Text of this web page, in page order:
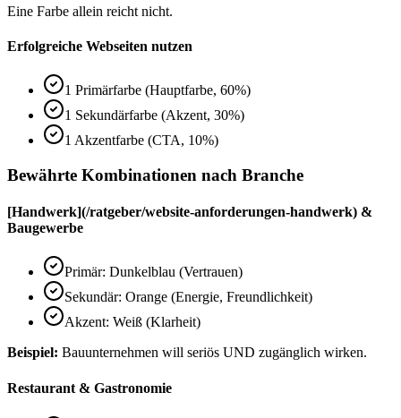
Eine Farbe allein reicht nicht.
Erfolgreiche Webseiten nutzen
1 Primärfarbe (Hauptfarbe, 60%)
1 Sekundärfarbe (Akzent, 30%)
1 Akzentfarbe (CTA, 10%)
Bewährte Kombinationen nach Branche
[Handwerk](/ratgeber/website-anforderungen-handwerk) &
Baugewerbe
Primär: Dunkelblau (Vertrauen)
Sekundär: Orange (Energie, Freundlichkeit)
Akzent: Weiß (Klarheit)
Beispiel: Bauunternehmen will seriös UND zugänglich wirken.
Restaurant & Gastronomie